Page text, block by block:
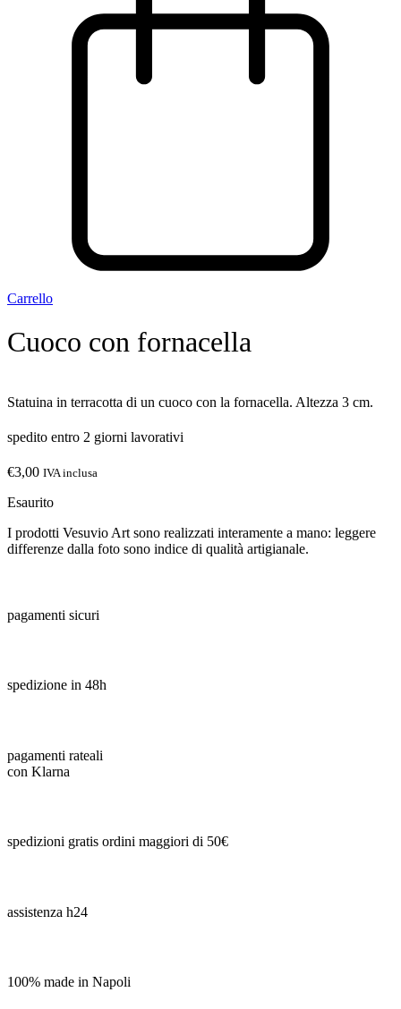
Carrello
Cuoco con fornacella
Statuina in terracotta di un cuoco con la fornacella. Altezza 3 cm.
spedito entro 2 giorni lavorativi
€3,00 IVA inclusa
Esaurito
I prodotti Vesuvio Art sono realizzati interamente a mano: leggere
differenze dalla foto sono indice di qualità artigianale.
pagamenti sicuri
spedizione in 48h
pagamenti rateali
con Klarna
spedizioni gratis ordini maggiori di 50€
assistenza h24
100% made in Napoli